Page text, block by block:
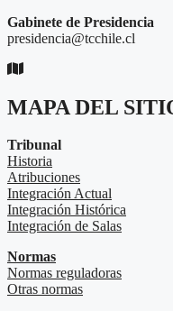
Gabinete de Presidencia
presidencia@tcchile.cl
MAPA DEL
Tribunal
Historia
Atribuciones
Integración Actual
Integración Histórica
Integración de Salas
Normas
Normas reguladoras
Otras normas